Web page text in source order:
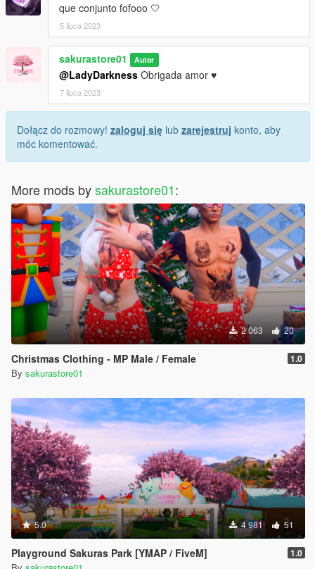
que conjunto fofooo 🤍
5 lipca 2023
sakurastore01 Autor
@LadyDarkness Obrigada amor ♥
7 lipca 2023
Dołącz do rozmowy! zaloguj się lub zarejestruj konto, aby
móc komentować.
More mods bysakurastore01:
2 063 20
Christmas Clothing - MP Male / Female 1.0
By sakurastore01
5.0 4 981 51
Playground Sakuras Park [YMAP / FiveM] 1.0